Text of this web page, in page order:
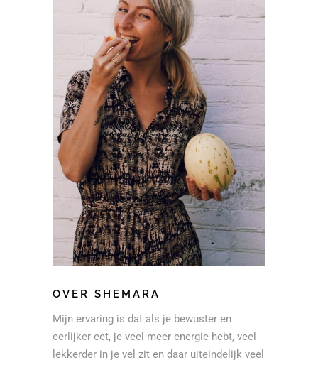
OVER SHEMARA
Mijn ervaring is dat als je bewuster en
eerlijker eet, je veel meer energie hebt, veel
lekkerder in je vel zit en daar uiteindelijk veel